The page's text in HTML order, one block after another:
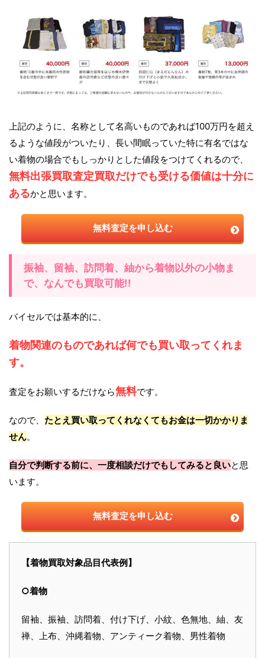
上記のように、名称として名高いものであれば100万円を超え
るような値段がついたり、長い間眠っていた特に有名ではな
い着物の場合でもしっかりとした値段をつけてくれるので、
無料出張買取査定買取だけでも受ける価値は十分に
あるかと思います。
無料査定を申し込む
振袖、留袖、訪問着、紬から着物以外の小物ま
で、なんでも買取可能!!
バイセルでは基本的に、
着物関連のものであれば何でも買い取ってくれま
す。
査定をお願いするだけなら無料です。
なので、 たとえ買い取ってくれなくてもお金は一切かかりま
せん。
自分で判断する前に、一度相談だけでもしてみると良いと思
います。
無料査定を申し込む
【着物買取対象品目代表例】
○着物
留袖、振袖、訪問着、付け下げ、小紋、色無地、紬、友
禅、上布、沖縄着物、アンティーク着物、男性着物